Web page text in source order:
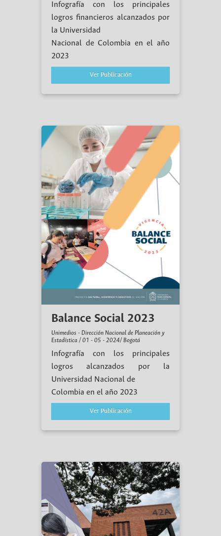
Infografía con los principales
logros financieros alcanzados por
la Universidad
Nacional de Colombia en el año
2023
Ver Publicación
Balance Social 2023
Unimedios - Dirección Nacional de Planeación y
Estadística / 01 - 05 - 2024/ Bogotá
Infografía con los principales
logros alcanzados por la
Universidad Nacional de
Colombia en el año 2023
Ver Publicación